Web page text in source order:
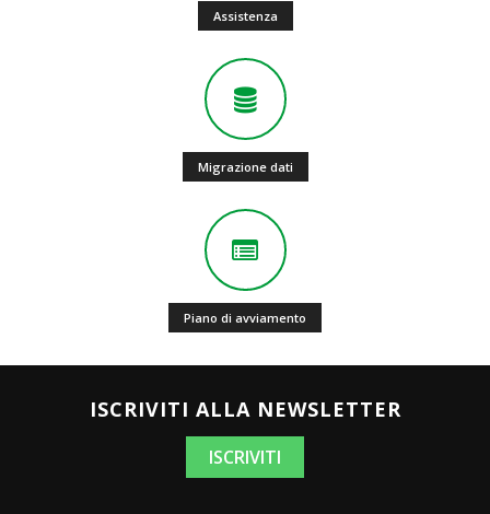
Assistenza
Migrazione dati
Piano di avviamento
ISCRIVITI ALLA NEWSLETTER